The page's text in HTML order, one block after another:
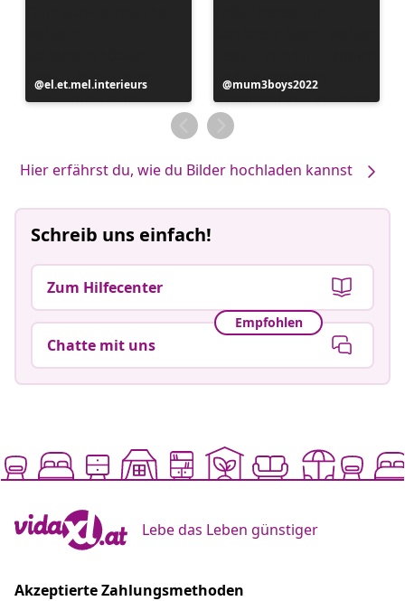
Beitrag
veröffentlicht
el.et.mel.interieurs
Beitrag
veröffentlicht
von
mum3boys2022
Hier erfährst du, wie du Bilder hochladen kannst
Schreib uns einfach!
Zum Hilfecenter
Empfohlen
Chatte mit uns
Lebe das Leben günstiger
Akzeptierte Zahlungsmethoden